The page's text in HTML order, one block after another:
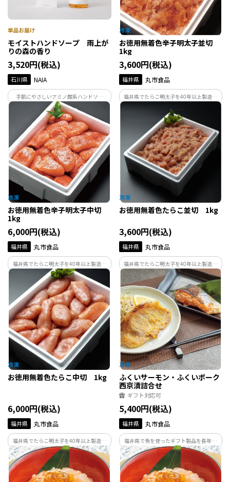
モイストハンドソープ 雨上が
りの森の香り
3,520円(税込)
石川県 NAIA
手肌にやさしいアミノ酸系ハンドソー
プ。能登ヒバ・ヒノキ・フランキンセン
スベースの清々しい雨上がりの森の香
り。発酵成分が、うるおいを守りながら
汚れだけをすっきりオフ。
お徳用無着色辛子明太子並切
1kg
3,600円(税込)
福井県 丸市食品
福井県でたらこ明太子を40年以上製造し
造の過程で形が崩れてしまったものや、
切れてしまったものだけを集めたお得用
商品です。味はギフト品と変わらずお得な
価格で。
お徳用無着色辛子明太子中切
1kg
6,000円(税込)
福井県 丸市食品
福井県でたらこ明太子を40年以上製造し
ている丸市食品が作る辛子明太子です。製
造の過程で形が崩れてしまったものや、
切れてしまったものだけを集めたお得用
商品です。味はギフト品と変わらずお得な
価格で。
お徳用無着色たらこ並切 1kg
3,600円(税込)
福井県 丸市食品
福井県でたらこ明太子を40年以上製造し
ている丸市食品が作るたらこです。製造の
過程で形が崩れてしまったものや、切れ
てしまったものだけを集めたお得用商品
です。味はギフト品と変わらずお得な価格
で。
お徳用無着色たらこ中切 1kg
6,000円(税込)
福井県 丸市食品
福井県でたらこ明太子を40年以上製造し
ている丸市食品が作るたらこです。製造の
過程で形が崩れてしまったものや、切れ
てしまったものだけを集めたお得用商品
です。味はギフト品と変わらずお得な価格
ふくいサーモン・ふくいポーク
西京漬詰合せ
ギフト対応可
5,400円(税込)
福井県 丸市食品
福井県で魚を使ったギフト製品を長年開
発、販売している美飾遊膳が手がけるふ
くいサーモン・ふくいポーク西京漬詰め
合わせです。焼くだけで食べられる福井が
誇るブランドサーモン・豚の西京漬けで